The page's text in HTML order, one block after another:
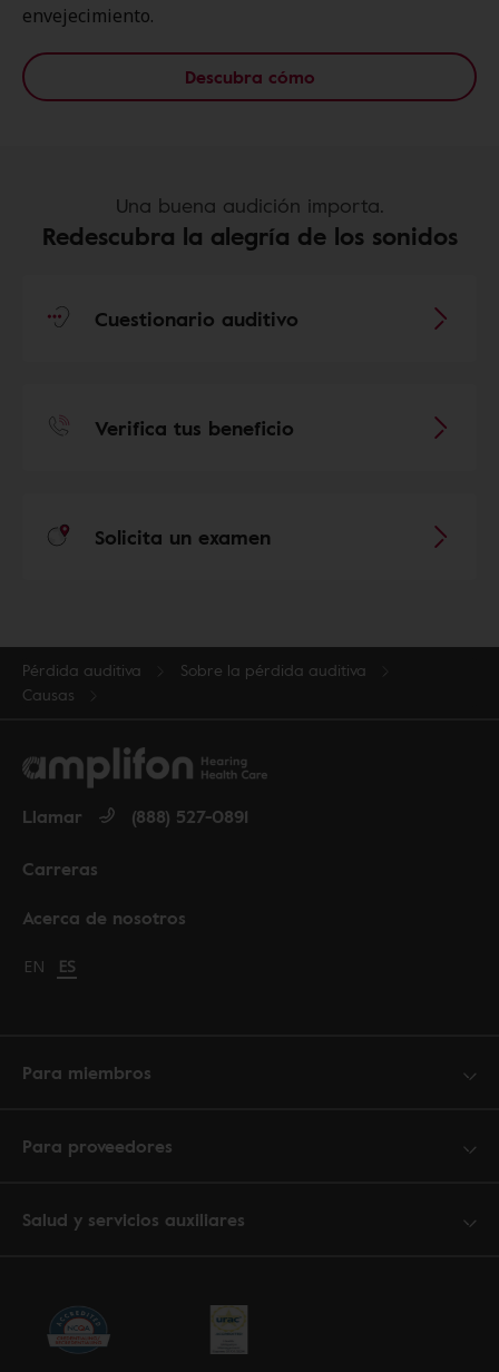
envejecimiento.
Descubra cómo
Una buena audición importa.
Redescubra la alegría de los sonidos
Cuestionario auditivo
Verifica tus beneficio
Solicita un examen
Pérdida auditiva
Sobre la pérdida auditiva
Causas
Acerca de nosotros
Carreras
Llamar (888) 527-0891
Change language to English
EN Cambiar idioma a español
ES
Para miembros
Para proveedores
Salud y servicios auxiliares